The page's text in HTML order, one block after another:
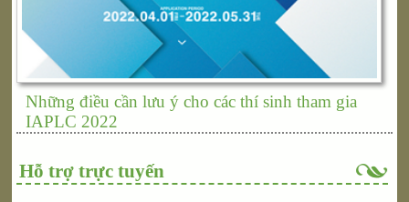
Những điều cần lưu ý cho các thí sinh tham gia
IAPLC 2022
Hỗ trợ trực tuyến